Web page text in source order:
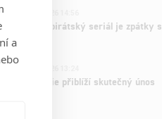
| 15.03.2026 14:56
Oblíbený pirátský seriál je zpátky s
série přiblíží skutečný únos
a